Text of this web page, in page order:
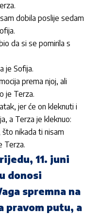
.
dobila poslije sedam
.
da si se pomirila s
je Sofija.
prema njoj, ali
je Terza.
jer će on kleknuti i
, a Terza je kleknuo:
nikada ti nisam
Terza.
11. juni
donosi
spremna na
pravom putu, a